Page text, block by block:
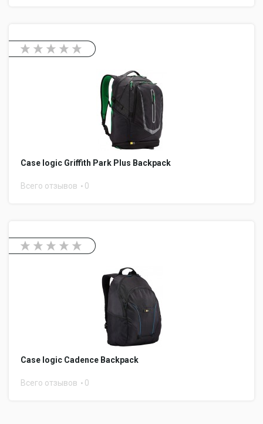
Case logic Griffith Park Plus Backpack
Всего отзывов 0
Case logic Cadence Backpack
Всего отзывов 0